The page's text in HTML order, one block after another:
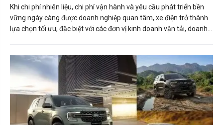
Khi chi phí nhiên liệu, chi phí vận hành và yêu cầu phát triển bền
vững ngày càng được doanh nghiệp quan tâm, xe điện trở thành
lựa chọn tối ưu, đặc biệt với các đơn vị kinh doanh vận tải, doanh
danh mục sản phẩm đa dạng, chi phí sử dụng thấp cùng nhiều
chương trình ưu đãi hấp dẫn dành cho khách hàng mua xe trong